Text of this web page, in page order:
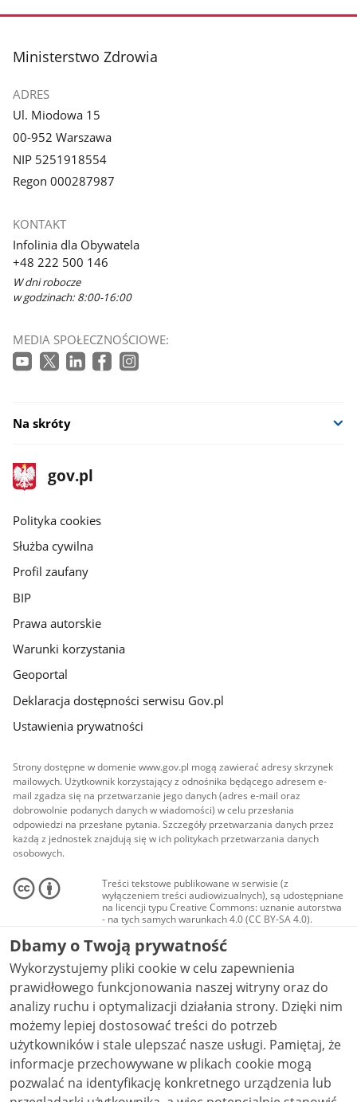
stopka
Ministerstwo Zdrowia
ADRES
Ul. Miodowa 15
00-952 Warszawa
NIP 5251918554
Regon 000287987
KONTAKT
Infolinia dla Obywatela
+48 222 500 146
W dni robocze
w godzinach: 8:00-16:00
MEDIA SPOŁECZNOŚCIOWE:
Na skróty
stopka
gov.pl
Strona
gov.pl
gov.pl
Polityka cookies
Służba cywilna
Profil zaufany
BIP
Prawa autorskie
Warunki korzystania
Geoportal
Deklaracja dostępności serwisu Gov.pl
Ustawienia prywatności
Strony dostępne w domenie www.gov.pl mogą zawierać adresy skrzynek
mailowych. Użytkownik korzystający z odnośnika będącego adresem e-
mail zgadza się na przetwarzanie jego danych (adres e-mail oraz
dobrowolnie podanych danych w wiadomości) w celu przesłania
odpowiedzi na przesłane pytania. Szczegóły przetwarzania danych przez
każdą z jednostek znajdują się w ich politykach przetwarzania danych
osobowych.
Treści tekstowe publikowane w serwisie (z
wyłączeniem treści audiowizualnych), są udostępniane
na licencji typu Creative Commons: uznanie autorstwa
- na tych samych warunkach 4.0 (CC BY-SA 4.0).
Materiały audiowizualne, w tym zdjęcia, materiały
audio i wideo, są udostępniane na licencji typu
Creative Commons: uznanie autorstwa użycie
niekomercyjne - bez utworów zależnych 4.0 (CC BY-
NC-ND 4.0), o ile nie jest to stwierdzone inaczej.
Dbamy o Twoją prywatność
Wykorzystujemy pliki cookie w celu zapewnienia
prawidłowego funkcjonowania naszej witryny oraz do
analizy ruchu i optymalizacji działania strony. Dzięki nim
możemy lepiej dostosować treści do potrzeb
użytkowników i stale ulepszać nasze usługi. Pamiętaj, że
informacje przechowywane w plikach cookie mogą
pozwalać na identyfikację konkretnego urządzenia lub